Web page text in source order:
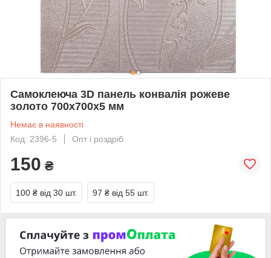
Самоклеюча 3D панель конвалія рожеве
золото 700x700x5 мм
Немає в наявності
Код: 2396-5
Опт і роздріб
150 ₴
100 ₴ від 30 шт. 97 ₴ від 55 шт.